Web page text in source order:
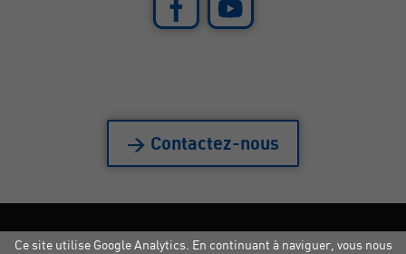
Ce site utilise Google Analytics. En continuant à naviguer, vous nous
> Contactez-nous
Mentions légales|Crédits|Copyright